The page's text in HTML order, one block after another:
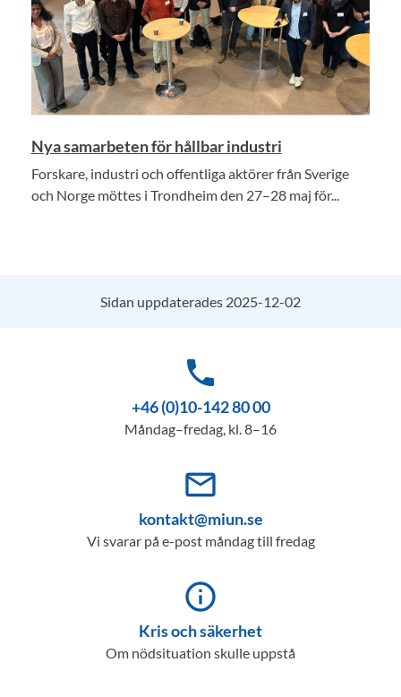
Nya samarbeten för hållbar industri
Forskare, industri och offentliga aktörer från Sverige
och Norge möttes i Trondheim den 27–28 maj för...
Sidan uppdaterades 2025-12-02
phone
+46 (0)10-142 80 00
Måndag–fredag, kl. 8–16
mail_outline
kontakt@miun.se
Vi svarar på e-post måndag till fredag
info_outline
Kris och säkerhet
Om nödsituation skulle uppstå